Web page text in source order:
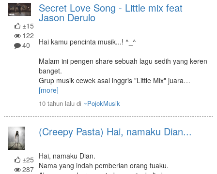
±15
122
40
Secret Love Song - Little mix feat
Jason Derulo
Hai kamu pencinta musik...! ^_^
Malam ini pengen share sebuah lagu sedih yang keren
banget.
Grup musik cewek asal inggris "Little Mix" juara…
[more]
10 tahun laludi ~PojokMusik
±25
287
(Creepy Pasta) Hai, namaku Dian...
Hai, namaku Dian.
Nama yang indah pemberian orang tuaku.